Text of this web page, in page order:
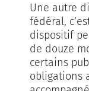
Une autre
fédéral,
dispositif
de douze
certains
obligations